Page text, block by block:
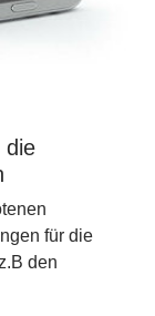
die
für die
den